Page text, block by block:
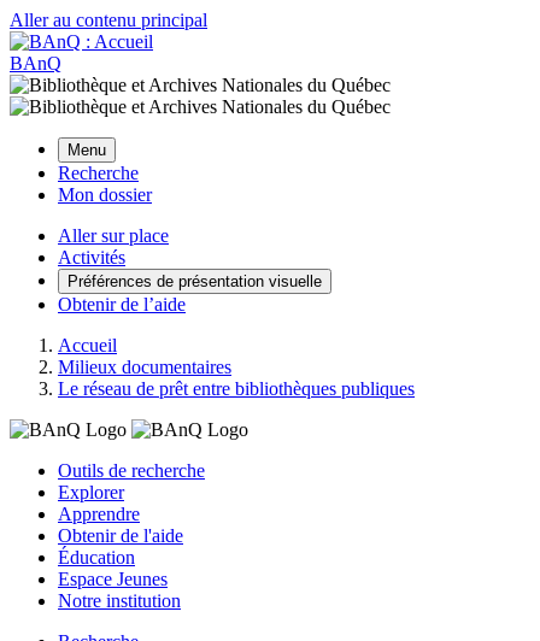
Aller au contenu principal
BAnQ
Menu
Recherche
Mon dossier
Aller sur place
Activités
Préférences de présentation visuelle
Obtenir de l’aide
Accueil
Milieux documentaires
Le réseau de prêt entre bibliothèques publiques
Outils de recherche
Explorer
Apprendre
Obtenir de l'aide
Éducation
Espace Jeunes
Notre institution